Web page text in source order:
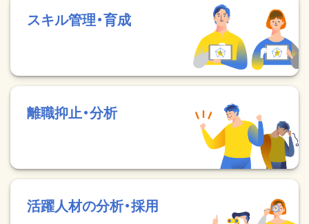
スキル管理・育成
離職抑止・分析
活躍人材の分析・採用